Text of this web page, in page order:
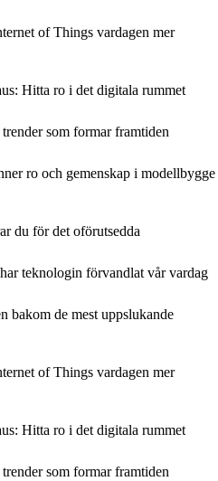
of Things vardagen mer
Hitta ro i det digitala rummet
som formar framtiden
ro och gemenskap i modellbygge
du för det oförutsedda
teknologin förvandlat vår vardag
bakom de mest uppslukande
of Things vardagen mer
Hitta ro i det digitala rummet
som formar framtiden